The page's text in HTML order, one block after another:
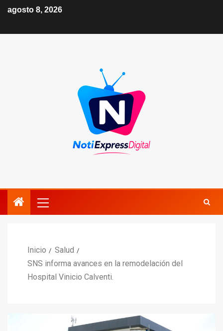
agosto 8, 2026
Inicio
Salud
SNS informa avances en la remodelación del
Hospital Vinicio Calventi.